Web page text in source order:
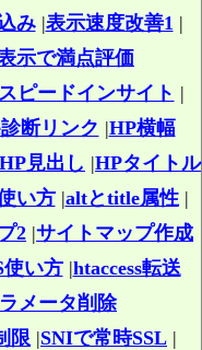
み|表示速度改善1 |
示で満点評価
ピードインサイト |
断リンク |HP横幅
HP見出し |HPタイトル
い方|altとtitle属性|
2 |サイトマップ作成
使い方|htaccess転送
メータ削除
限 |SNIで常時SSL |